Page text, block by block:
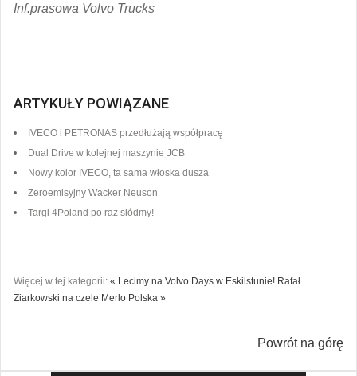
Inf.prasowa Volvo Trucks
ARTYKUŁY POWIĄZANE
IVECO i PETRONAS przedłużają współpracę
Dual Drive w kolejnej maszynie JCB
Nowy kolor IVECO, ta sama włoska dusza
Zeroemisyjny Wacker Neuson
Targi 4Poland po raz siódmy!
Więcej w tej kategorii: « Lecimy na Volvo Days w Eskilstunie! Rafał
Ziarkowski na czele Merlo Polska »
Powrót na górę